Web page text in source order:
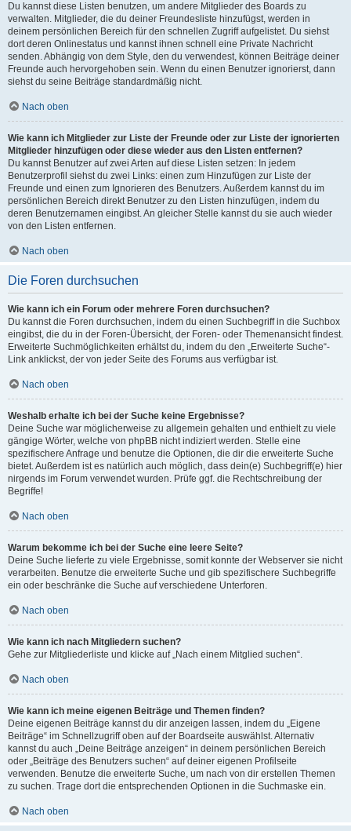
Du kannst diese Listen benutzen, um andere Mitglieder des Boards zu
verwalten. Mitglieder, die du deiner Freundesliste hinzufügst, werden in
deinem persönlichen Bereich für den schnellen Zugriff aufgelistet. Du siehst
dort deren Onlinestatus und kannst ihnen schnell eine Private Nachricht
senden. Abhängig von dem Style, den du verwendest, können Beiträge deiner
Freunde auch hervorgehoben sein. Wenn du einen Benutzer ignorierst, dann
siehst du seine Beiträge standardmäßig nicht.
Nach oben
Wie kann ich Mitglieder zur Liste der Freunde oder zur Liste der ignorierten
Mitglieder hinzufügen oder diese wieder aus den Listen entfernen?
Du kannst Benutzer auf zwei Arten auf diese Listen setzen: In jedem
Benutzerprofil siehst du zwei Links: einen zum Hinzufügen zur Liste der
Freunde und einen zum Ignorieren des Benutzers. Außerdem kannst du im
persönlichen Bereich direkt Benutzer zu den Listen hinzufügen, indem du
deren Benutzernamen eingibst. An gleicher Stelle kannst du sie auch wieder
von den Listen entfernen.
Nach oben
Die Foren durchsuchen
Wie kann ich ein Forum oder mehrere Foren durchsuchen?
Du kannst die Foren durchsuchen, indem du einen Suchbegriff in die Suchbox
eingibst, die du in der Foren-Übersicht, der Foren- oder Themenansicht findest.
Erweiterte Suchmöglichkeiten erhältst du, indem du den „Erweiterte Suche“-
Link anklickst, der von jeder Seite des Forums aus verfügbar ist.
Nach oben
Weshalb erhalte ich bei der Suche keine Ergebnisse?
Deine Suche war möglicherweise zu allgemein gehalten und enthielt zu viele
gängige Wörter, welche von phpBB nicht indiziert werden. Stelle eine
spezifischere Anfrage und benutze die Optionen, die dir die erweiterte Suche
bietet. Außerdem ist es natürlich auch möglich, dass dein(e) Suchbegriff(e) hier
nirgends im Forum verwendet wurden. Prüfe ggf. die Rechtschreibung der
Begriffe!
Nach oben
Warum bekomme ich bei der Suche eine leere Seite?
Deine Suche lieferte zu viele Ergebnisse, somit konnte der Webserver sie nicht
verarbeiten. Benutze die erweiterte Suche und gib spezifischere Suchbegriffe
ein oder beschränke die Suche auf verschiedene Unterforen.
Nach oben
Wie kann ich nach Mitgliedern suchen?
Gehe zur Mitgliederliste und klicke auf „Nach einem Mitglied suchen“.
Nach oben
Wie kann ich meine eigenen Beiträge und Themen finden?
Deine eigenen Beiträge kannst du dir anzeigen lassen, indem du „Eigene
Beiträge“ im Schnellzugriff oben auf der Boardseite auswählst. Alternativ
kannst du auch „Deine Beiträge anzeigen“ in deinem persönlichen Bereich
oder „Beiträge des Benutzers suchen“ auf deiner eigenen Profilseite
verwenden. Benutze die erweiterte Suche, um nach von dir erstellen Themen
zu suchen. Trage dort die entsprechenden Optionen in die Suchmaske ein.
Nach oben